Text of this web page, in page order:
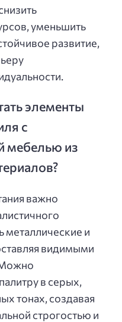
уменьшить
развитие,
элементы
с
мебелью из
важно
металлические и
видимыми
Можно
в серых,
тонах, создавая
строгостью и